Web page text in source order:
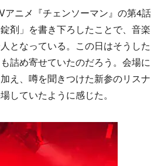
ニメ『チェンソーマン』の第4話
剤」を書き下ろしたことで、音楽
となっている。この日はそうした
詰め寄せていたのだろう。会場に
え、噂を聞きつけた新参のリスナ
していたように感じた。